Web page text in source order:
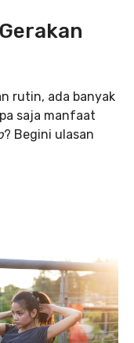
rutin, ada banyak
saja manfaat
? Begini ulasan